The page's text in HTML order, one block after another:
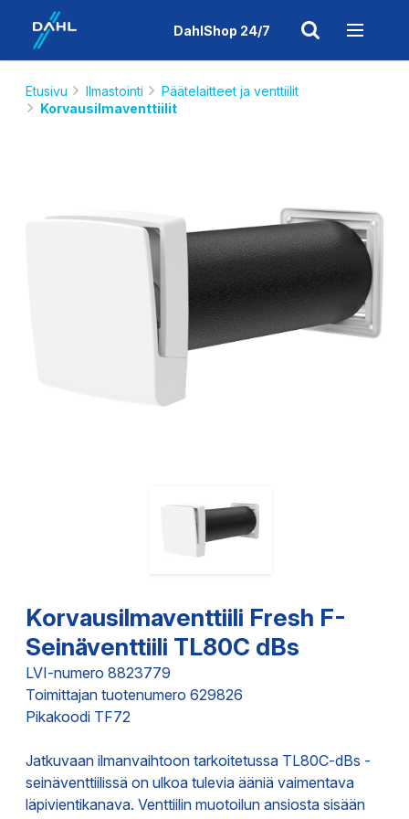
DahlShop 24/7
Etusivu Ilmastointi
Päätelaitteet ja venttiilit
Korvausilmaventtiilit
Korvausilmaventtiili Fresh F-
Seinäventtiili TL80C dBs
LVI-numero 8823779
Toimittajan tuotenumero 629826
Pikakoodi TF72
Jatkuvaan ilmanvaihtoon tarkoitetussa TL80C-dBs -
seinäventtiilissä on ulkoa tulevia ääniä vaimentava
läpivientikanava. Venttiilin muotoilun ansiosta sisään